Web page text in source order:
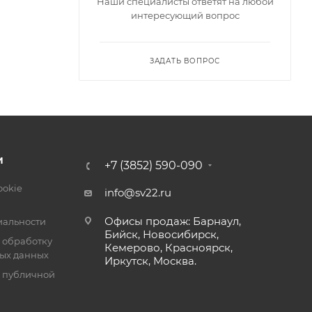
шлейф
линия
15
интересующий вопрос
ЗАДАТЬ ВОПРОС
обработку
данных
публичной
+7 (3852) 590-090
info@sv22.ru
Офисы продаж: Барнаул,
Бийск, Новосибирск,
Кемерово, Красноярск,
Иркутск, Москва.